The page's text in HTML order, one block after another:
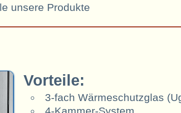
unsere Produkte
Vorteile:
3-fach Wärmeschutzglas
4-Kammer-System